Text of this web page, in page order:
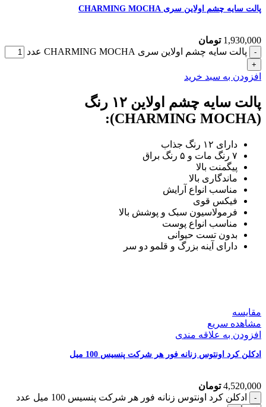
پالت سایه چشم اولاین سری CHARMING MOCHA
1,930,000 تومان
پالت سایه چشم اولاین سری CHARMING MOCHA عدد
افزودن به سبد خرید
پالت سایه چشم اولاین ۱۲ رنگ
(CHARMING MOCHA):
دارای ۱۲ رنگ جذاب
۷ رنگ مات و ۵ رنگ براق
پیگمنت بالا
ماندگاری بالا
مناسب انواع آرایش
فیکس قوی
فرمولاسیون سبک و پوشش بالا
مناسب انواع پوست
بدون تست حیوانی
دارای آینه بزرگ و قلمو دو سر
مقایسه
مشاهده سریع
افزودن به علاقه مندی
ادکلن کرد اونتوس زنانه فور هر شرکت پنسیس 100 میل
4,520,000 تومان
ادکلن کرد اونتوس زنانه فور هر شرکت پنسیس 100 میل عدد